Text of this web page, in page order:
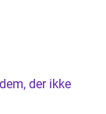
der ikke